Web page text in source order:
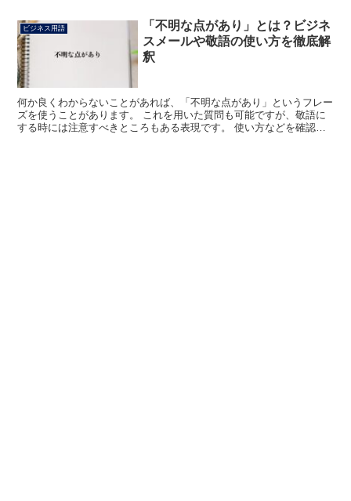
ビジネス用語
「不明な点があり」とは？ビジネ
スメールや敬語の使い方を徹底解
釈
何か良くわからないことがあれば、「不明な点があり」というフレー
ズを使うことがあります。 これを用いた質問も可能ですが、敬語に
する時には注意すべきところもある表現です。 使い方などを確認し